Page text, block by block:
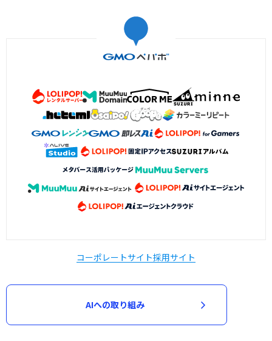
コーポレートサイト採用サイト
AIへの取り組み